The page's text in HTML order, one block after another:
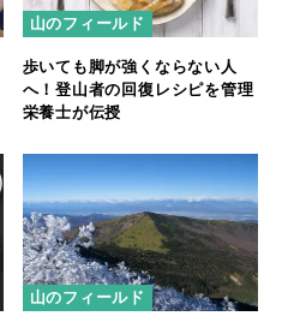
山のフィールド
歩いても脚が強くならない人
へ！登山者の回復レシピを管理
栄養士が伝授
山のフィールド